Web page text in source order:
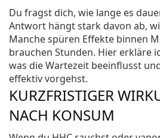
Du fragst dich, wie lange es
Antwort hängt stark davon ab,
Manche spüren Effekte binnen
brauchen Stunden. Hier erkläre
was die Wartezeit beeinflusst
effektiv vorgehst.
KURZFRISTIGER
NACH KONSUM